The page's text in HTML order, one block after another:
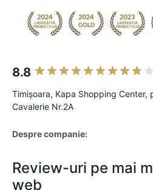
8.8
Timişoara, Kapa Shopping Center,
Cavalerie Nr.2A
Despre companie:
Review-uri pe mai
web